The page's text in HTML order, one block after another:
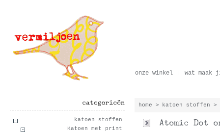
onze winkel wat maak
katoen stoffen
Katoen met print
home > katoen stoffen >